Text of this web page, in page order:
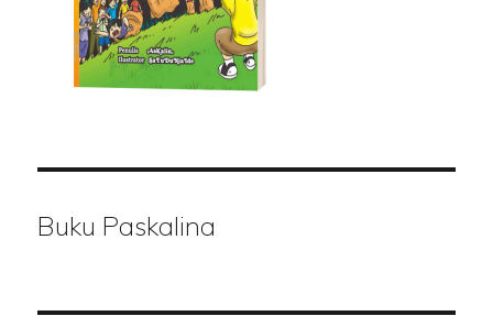
Buku Paskalina